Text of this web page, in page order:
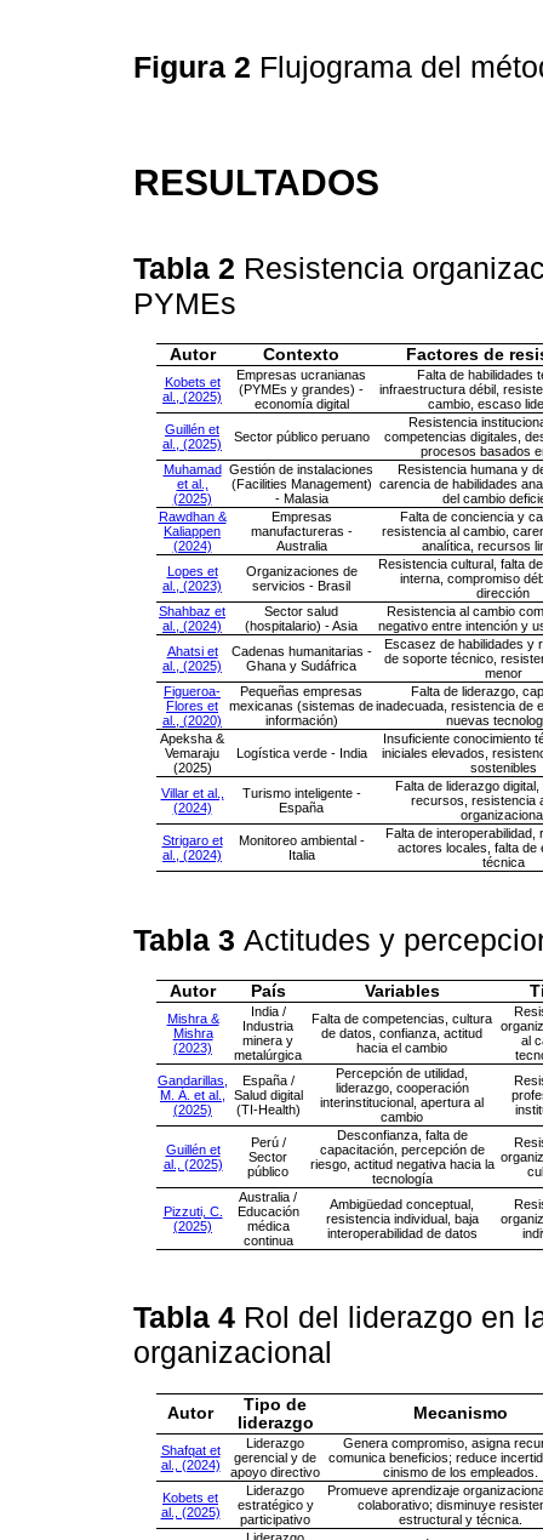
Figura 2 Flujograma del
RESULTADOS
Tabla 2 Resistencia
PYMEs
Autor Contexto Factores de
Kobets et
al., (2025)
Empresas ucranianas
(PYMEs y grandes) -
economía digital
Falta de habilidades
infraestructura débil,
cambio, escaso
Guillén et
al., (2025)
Sector público peruano
Resistencia
competencias digitales,
procesos basados
Muhamad
et al.,
(2025)
Gestión de instalaciones
(Facilities Management)
- Malasia
Resistencia humana y
carencia de habilidades
del cambio
Rawdhan &
Kaliappen
(2024)
Empresas
manufactureras -
Australia
Falta de conciencia y
resistencia al cambio,
analítica, recursos
Lopes et
al., (2023)
Organizaciones de
servicios - Brasil
Resistencia cultural, falta
interna, compromiso
dirección
Shahbaz et
al., (2024)
Sector salud
(hospitalario) - Asia
Resistencia al cambio
negativo entre intención y
Ahatsi et
al., (2025)
Cadenas humanitarias -
Ghana y Sudáfrica
Escasez de habilidades y
de soporte técnico,
menor
Figueroa-
Flores et
al., (2020)
Pequeñas empresas
mexicanas (sistemas de
información)
Falta de liderazgo,
inadecuada, resistencia de
nuevas
Apeksha &
Vemaraju
(2025)
Logística verde - India
Insuficiente conocimiento
iniciales elevados,
sostenibles
Villar et al.,
(2024)
Turismo inteligente -
España
Falta de liderazgo
recursos, resistencia
Strigaro et
al., (2024)
Monitoreo ambiental -
Italia
Falta de interoperabilidad,
actores locales, falta de
técnica
Tabla 3 Actitudes y
Autor País Variables
Mishra &
Mishra
(2023)
India /
Industria
minera y
metalúrgica
Falta de competencias, cultura
de datos, confianza, actitud
hacia el cambio
al
Gandarillas,
M. Á. et al.,
(2025)
España /
Salud digital
(TI-Health)
Percepción de utilidad,
liderazgo, cooperación
interinstitucional, apertura al
cambio
Guillén et
al., (2025)
Perú /
Sector
público
Desconfianza, falta de
capacitación, percepción de
riesgo, actitud negativa hacia la
tecnología
Pizzuti, C.
(2025)
Australia /
Educación
médica
continua
Ambigüedad conceptual,
resistencia individual, baja
interoperabilidad de datos
Tabla 4 Rol del liderazgo en
organizacional
Autor
Tipo de
liderazgo
Mecanismo
Shafqat et
al., (2024)
Liderazgo
gerencial y de
apoyo directivo
Genera compromiso, asigna
comunica beneficios; reduce
cinismo de los empleados.
Kobets et
al., (2025)
Liderazgo
estratégico y
participativo
Promueve aprendizaje
colaborativo; disminuye
estructural y técnica.
Liderazgo